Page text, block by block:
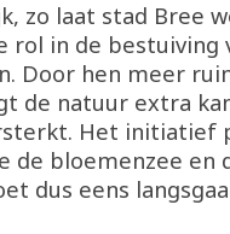
zo laat stad Bree
rol in de bestuiving
Door hen meer
de natuur extra
Het initiatief
de bloemenzee en
dus eens